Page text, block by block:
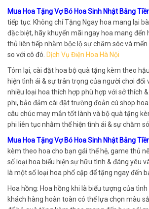
Mua Hoa Tặng Vợ Bó Hoa Sinh Nhật Bằng
tiếp tục: Không chỉ Tặng Ngay hoa mang lại
đặc biệt, hãy khuyến mãi ngay hoa mang đến
thủ liên tiếp nhằm bộc lộ sự chăm sóc và
so với cô đó. Dịch Vụ Điện Hoa Hà Nội
Tóm lại, cài đặt hoa bộ quà tặng kèm theo
hiện tình ái & sự trân trọng của người chơi đối
nhiều loại hoa thích hợp phù hợp với sở thích
phi, bảo đảm cài đặt trường đoản cú shop
câu chúc may mắn tốt lành và bộ quà tặng
phi liên tục nhằm thể hiện tình ái & sự chăm
Mua Hoa Tặng Vợ Bó Hoa Sinh Nhật Bằng
kèm theo hoa cho bạn gái thế hệ, game thủ
số loại hoa biểu hiện sự hữu tình & đáng yêu
là một số loại hoa phổ cập để tặng ngay đến
Hoa hồng: Hoa hồng khi là biểu tượng của
khách hàng hoàn toàn có thể lựa chọn màu